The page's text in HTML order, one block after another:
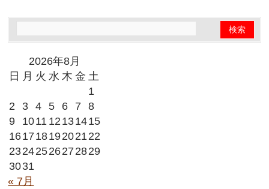
2026年8月
日 月 火 水 木 金 土
1
2
3 4 5 6 7
8
9
1011 12 131415
1617 1819202122
2324252627 2829
3031
« 7月